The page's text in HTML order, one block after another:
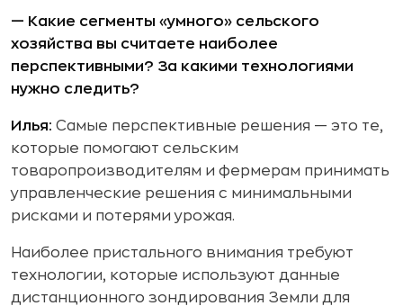
— Какие сегменты «умного» сельского
хозяйства вы считаете наиболее
перспективными? За какими технологиями
нужно следить?
Илья: Самые перспективные решения — это те,
которые помогают сельским
товаропроизводителям и фермерам принимать
управленческие решения с минимальными
рисками и потерями урожая.
Наиболее пристального внимания требуют
технологии, которые используют данные
дистанционного зондирования Земли для